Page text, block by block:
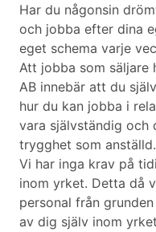
Har du någonsin
och jobba efter dina
eget schema varje
Att jobba som säljare
AB innebär att du
hur du kan jobba i
vara självständig och
trygghet som anställd.
Vi har inga krav på
inom yrket. Detta då
personal från
av dig själv inom